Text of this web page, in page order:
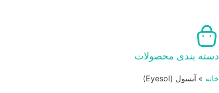
دسته بندی محصولات
خانه » آیسول (Eyesol)